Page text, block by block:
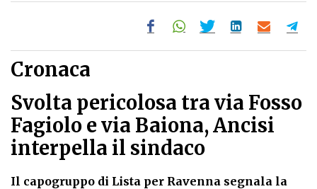
Cronaca
Svolta pericolosa tra via Fosso
Fagiolo e via Baiona, Ancisi
interpella il sindaco
Il capogruppo di Lista per Ravenna segnala la